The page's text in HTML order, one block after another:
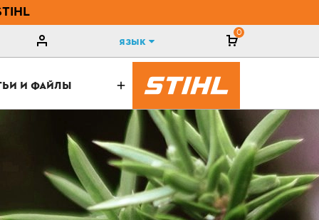
Язык
0
И ФАЙЛЫ